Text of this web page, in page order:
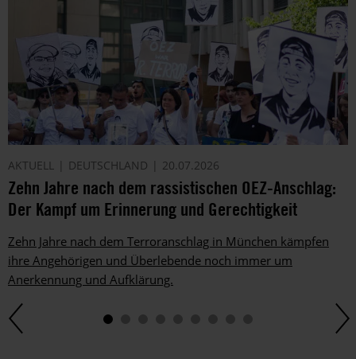
AKTUELL DEUTSCHLAND 20.07.2026
Zehn Jahre nach dem rassistischen OEZ-Anschlag:
Der Kampf um Erinnerung und Gerechtigkeit
Zehn Jahre nach dem Terroranschlag in München kämpfen
ihre Angehörigen und Überlebende noch immer um
Anerkennung und Aufklärung.